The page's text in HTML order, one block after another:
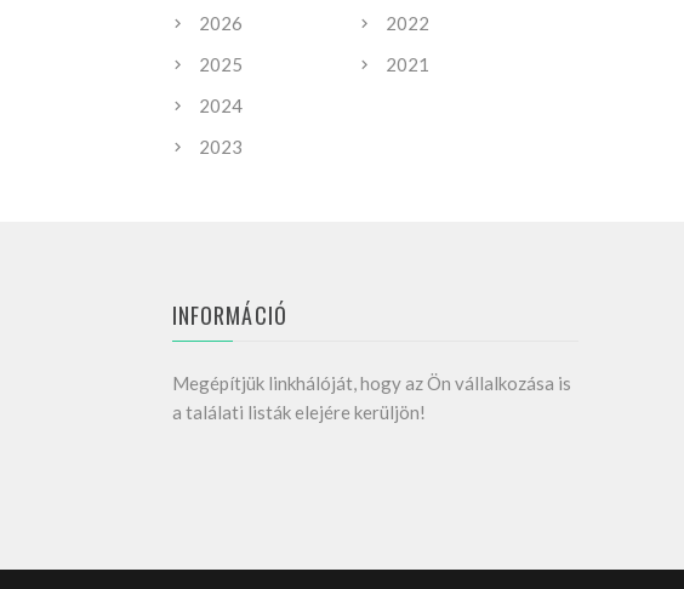
2026
2025
2024
2023
2022
2021
INFORMÁCIÓ
Megépítjük linkhálóját, hogy az Ön vállalkozása is
a találati listák elejére kerüljön!